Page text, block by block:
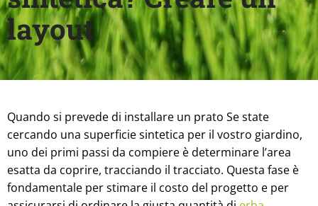
layout
Quando si prevede di installare un prato Se state
cercando una superficie sintetica per il vostro giardino,
uno dei primi passi da compiere è determinare l’area
esatta da coprire, tracciando il tracciato. Questa fase è
fondamentale per stimare il costo del progetto e per